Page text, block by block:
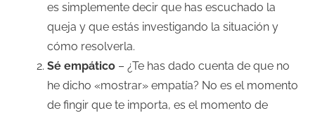
es simplemente decir que has escuchado la
queja y que estás investigando la situación y
cómo resolverla.
Sé empático– ¿Te has dado cuenta de que no
he dicho «mostrar» empatía? No es el momento
de fingir que te importa, es el momento de